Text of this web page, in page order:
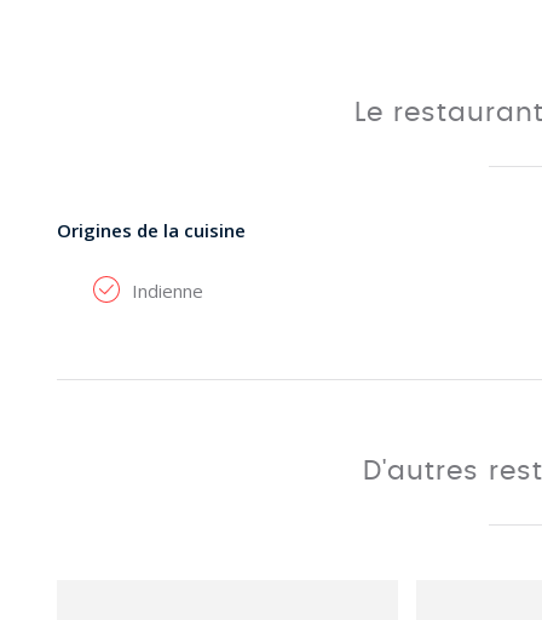
Le
Origines de la cuisine
Indienne
D'autres